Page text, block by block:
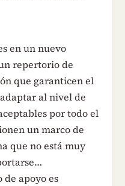
en un nuevo
repertorio de
que garanticen el
al nivel de
por todo el
un marco de
que no está muy
apoyo es